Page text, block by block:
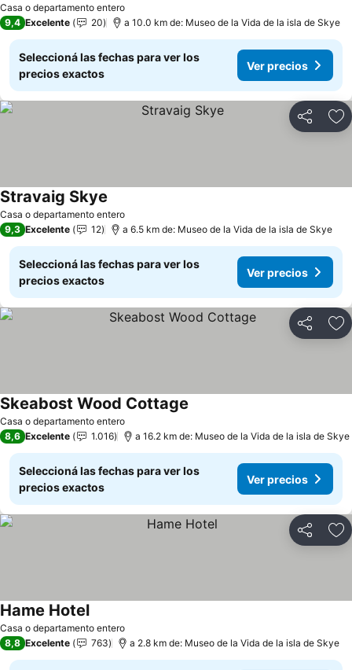
Casa o departamento entero
Ver precios
9,4 Excelente 20 a 10.0 km de: Museo de la Vida de la isla de Skye
Seleccioná las fechas para ver los
precios exactos
Ver precios
Compartir
Casa o departamento entero
Stravaig Skye
9,3 Excelente 12 a 6.5 km de: Museo de la Vida de la isla de Skye
Seleccioná las fechas para ver los
precios exactos
Ver precios
Compartir
Casa o departamento entero
Skeabost Wood Cottage
8,6 Excelente 1.016 a 16.2 km de: Museo de la Vida de la isla de Skye
Seleccioná las fechas para ver los
precios exactos
Ver precios
Compartir
Casa o departamento entero
Hame HotelVer precios
8,8 Excelente 763 a 2.8 km de: Museo de la Vida de la isla de Skye